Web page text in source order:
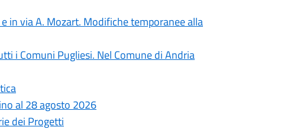
in via A. Mozart. Modifiche temporanee alla
i Comuni Pugliesi. Nel Comune di Andria
al 28 agosto 2026
dei Progetti